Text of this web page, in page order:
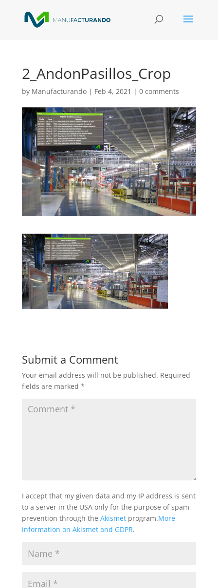
2_AndonPasillos_Crop
by Manufacturando| Feb 4, 2021 | 0 comments
Submit a Comment
Your email address will not be published. Required
fields are marked *
I accept that my given data and my IP address is sent
to a server in the USA only for the purpose of spam
prevention through the Akismetprogram.More
information on Akismet and GDPR.